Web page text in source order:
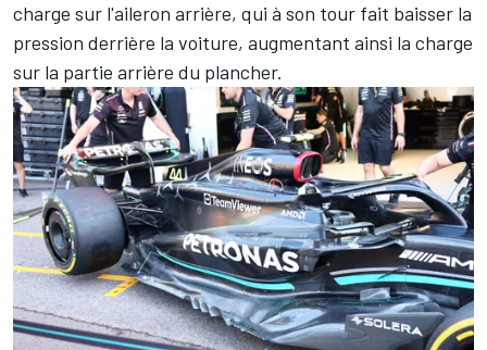
charge sur l'aileron arrière, qui à son tour fait baisser la
pression derrière la voiture, augmentant ainsi la charge
sur la partie arrière du plancher.